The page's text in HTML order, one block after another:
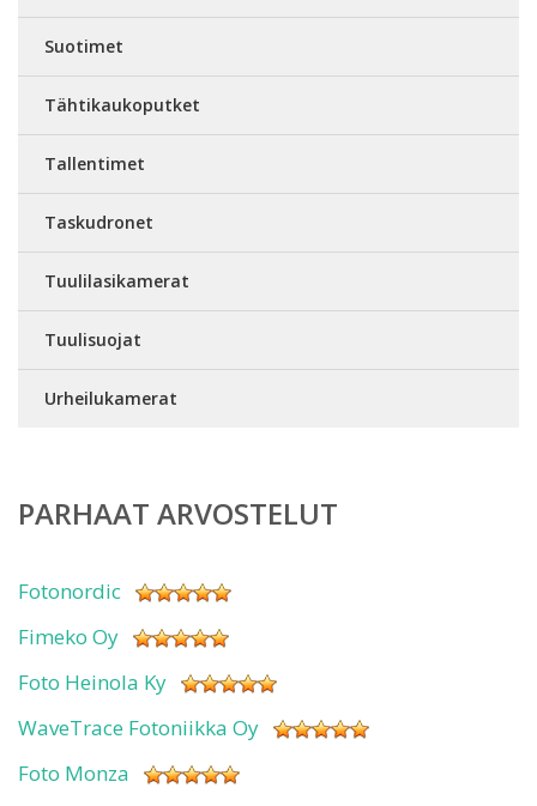
Suotimet
Tähtikaukoputket
Tallentimet
Taskudronet
Tuulilasikamerat
Tuulisuojat
Urheilukamerat
PARHAAT ARVOSTELUT
Fotonordic
Fimeko Oy
Foto Heinola Ky
WaveTrace Fotoniikka Oy
Foto Monza